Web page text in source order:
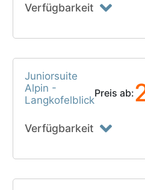
Verfügbarkeit
Juniorsuite
Alpin -
Langkofelblick
Preis ab:
Verfügbarkeit